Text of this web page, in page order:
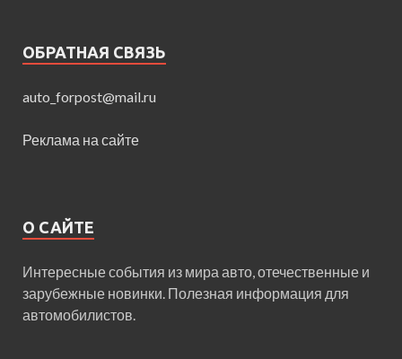
ОБРАТНАЯ СВЯЗЬ
auto_forpost@mail.ru
Реклама на сайте
О САЙТЕ
Интересные события из мира авто, отечественные и
зарубежные новинки. Полезная информация для
автомобилистов.